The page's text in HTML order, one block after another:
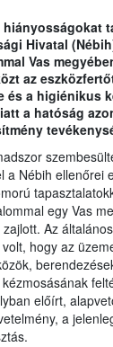
Hivatal
Vas
az
és a higiénikus
a hatóság
a Nébih ellenőrei
egy Vas
Az
hogy az
előírt,
a